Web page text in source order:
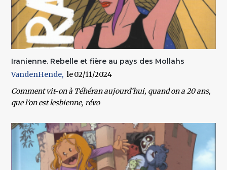
Iranienne. Rebelle et fière au pays des Mollahs
VandenHende
02/11/2024
Comment vit-on à Téhéran aujourd’hui, quand on a 20 ans,
que l’on est lesbienne, révo